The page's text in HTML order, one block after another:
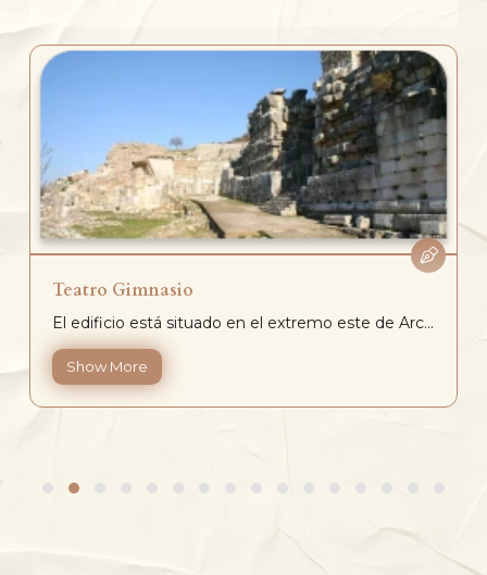
Teatro Gimnasio
El edificio está situado en el extremo este de Arc...
Show More